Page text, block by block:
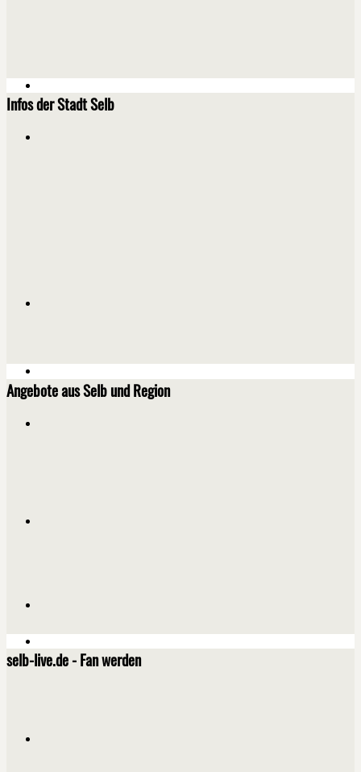
Infos der Stadt Selb
Angebote aus Selb und Region
selb-live.de - Fan werden